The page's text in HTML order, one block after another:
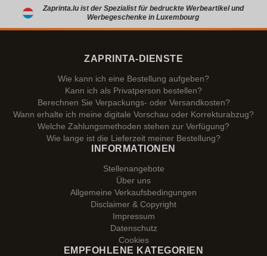
Zaprinta.lu ist der Spezialist für bedruckte Werbeartikel und
Werbegeschenke in Luxembourg
ZAPRINTA-DIENSTE
Wie kann ich eine Bestellung aufgeben?
Kann ich als Privatperson bestellen?
Berechnen Sie Verpackungs- oder Versandkosten?
Wann erhalte ich meine digitale Vorschau oder Korrekturabzug?
Welche Zahlungsmethoden stehen zur Verfügung?
Wie lange ist die Lieferzeit meiner Bestellung?
INFORMATIONEN
Stellenangebote
Über uns
Allgemeine Verkaufsbedingungen
Disclaimer & Copyright
Impressum
Datenschutz
Cookies
EMPFOHLENE KATEGORIEN